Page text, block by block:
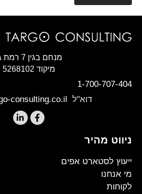
מנחם בגין 7 רמת גן
מיקוד 5268102
1-700-707-404
דוא"ל consulting.co.il
ניווט מהיר
ייעוץ לסטארט אפים
מי אנחנו
לקוחות